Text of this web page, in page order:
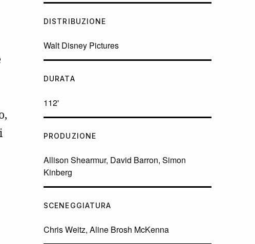
DISTRIBUZIONE
Walt Disney Pictures
DURATA
112'
PRODUZIONE
Allison Shearmur, David Barron, Simon
Kinberg
SCENEGGIATURA
Chris Weitz, Aline Brosh McKenna